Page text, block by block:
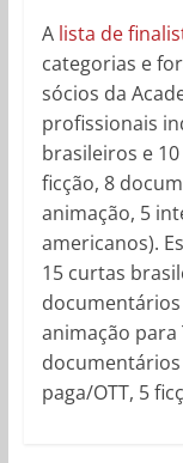
A lista de
categorias e
sócios da
profissionais
brasileiros e
ficção, 8
animação, 5
americanos).
15 curtas
documentários
animação para
documentários
paga/OTT, 5